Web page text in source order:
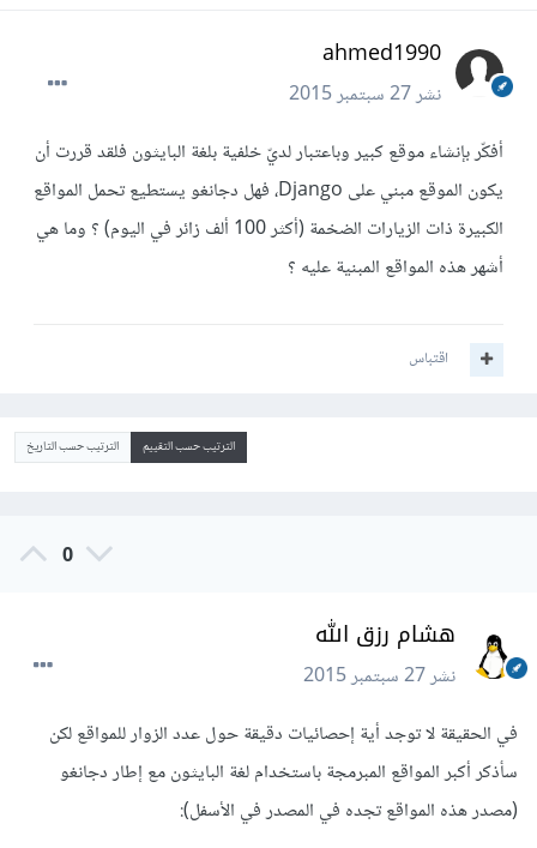
ahmed1990
نشر27 سبتمبر 2015
أفكّر بإنشاء موقع كبير وباعتبار لديّ خلفية بلغة البايثون فلقد قررت أن
يكون الموقع مبني على Django، فهل دجانغو يستطيع تحمل المواقع
الكبيرة ذات الزيارات الضخمة (أكثر 100 ألف زائر في اليوم) ؟ وما هي
أشهر هذه المواقع المبنية عليه ؟
اقتباس
الترتيب حسب التقييم الترتيب حسب التاريخ
0
هشام رزق الله
نشر27 سبتمبر 2015
في الحقيقة لا توجد أية إحصائيات دقيقة حول عدد الزوار للمواقع لكن
سأذكر أكبر المواقع المبرمجة باستخدام لغة البايثون مع إطار دجانغو
(مصدر هذه المواقع تجده في المصدر في الأسفل):